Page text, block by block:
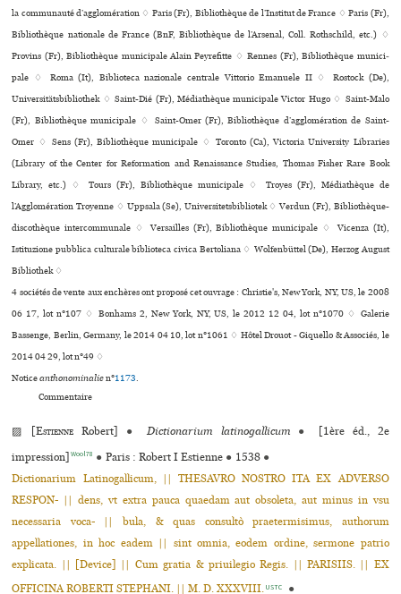
la com­mu­nauté d’agglo­mé­ra­tion ♢ Paris (Fr), Bibliothèque de l’Institut de France ♢ Paris (Fr),
Bibliothèque nationale de France (BnF, Bibliothèque de l’Arsenal, Coll. Rothschild, etc.) ♢
Provins (Fr), Bibliothèque muni­ci­pale Alain Peyrefitte ♢ Rennes (Fr), Bibliothèque muni­ci­
pale ♢ Roma (It), Biblioteca nazio­nale cen­trale Vittorio Emanuele II ♢ Rostock (De),
Universitätsbibliothek ♢ Saint-Dié (Fr), Médiathèque muni­ci­pale Victor Hugo ♢ Saint-Malo
(Fr), Bibliothèque municipale ♢ Saint-Omer (Fr), Bibliothèque d’agglo­mé­ra­tion de Saint-
Omer ♢ Sens (Fr), Bibliothèque muni­ci­pale ♢ Toronto (Ca), Victoria University Libraries
(Library of the Center for Reformation and Renaissance Studies, Thomas Fisher Rare Book
Library, etc.) ♢ Tours (Fr), Bibliothèque muni­ci­pale ♢ Troyes (Fr), Médiathèque de
l’Agglomération Troyenne ♢ Uppsala (Se), Universitetsbibliotek ♢ Verdun (Fr), Bibliothèque-
dis­co­thè­que inter­com­mu­nale ♢ Versailles (Fr), Bibliothèque muni­ci­pale ♢ Vicenza (It),
Istituzione pub­blica cultu­rale biblio­teca civica Bertoliana ♢ Wolfenbüttel (De), Herzog August
Bibliothek ♢
4 sociétés de vente aux enchères ont proposé cet ouvrage : Christie's, New York, NY, US, le 2008
06 17, lot n°107 ♢ Bonhams 2, New York, NY, US, le 2012 12 04, lot n°1070 ♢ Galerie
Bassenge, Berlin, Germany, le 2014 04 10, lot n°1061 ♢ Hôtel Drouot - Giquello & Associés, le
2014 04 29, lot n°49 ♢
Noticeanthonominalien°1173.
Commentaire
▨ [Estienne Robert] ● Dictionarium latinogallicum ●
[1ère éd., 2e
impression]
Wool78 ● Paris : Robert I Estienne ● 1538 ●
Dictionarium Latinogallicum, || THESAVRO NOSTRO ITA EX ADVERSO
RESPON- || dens, vt extra pauca quaedam aut obsoleta, aut minus in vsu
necessaria voca- || bula, & quas consultò praetermisimus, authorum
appellationes, in hoc eadem || sint omnia, eodem ordine, sermone patrio
explicata. || [Device] || Cum gratia & priuilegio Regis. || PARISIIS. || EX
OFFICINA ROBERTI STEPHANI. || M. D. XXXVIII. USTC ●